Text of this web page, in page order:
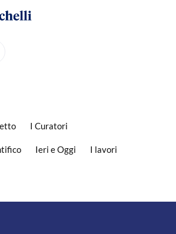
I Curatori
Ieri e Oggi I lavori